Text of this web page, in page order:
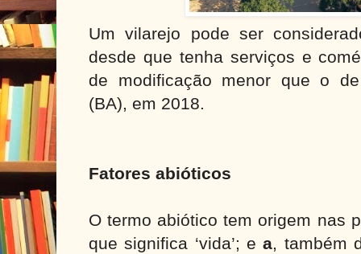
Um vilarejo pode ser
desde que tenha serviços e
de modificação menor que o
(BA), em 2018.
Fatores abióticos
O termo abiótico tem origem nas
que significa ‘vida’; ea, também